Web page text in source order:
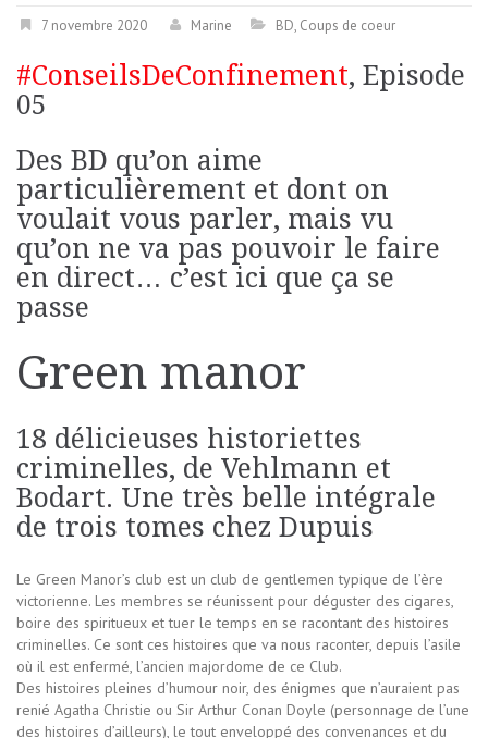
7 novembre 2020 Marine BD, Coups de coeur
#ConseilsDeConfinement, Episode
05
Des BD qu’on aime
particulièrement et dont on
voulait vous parler, mais vu
qu’on ne va pas pouvoir le faire
en direct… c’est ici que ça se
passe
Green manor
18 délicieuses historiettes
criminelles, de Vehlmann et
Bodart. Une très belle intégrale
de trois tomes chez Dupuis
Le Green Manor’s club est un club de gentlemen typique de l’ère
victorienne. Les membres se réunissent pour déguster des cigares,
boire des spiritueux et tuer le temps en se racontant des histoires
criminelles. Ce sont ces histoires que va nous raconter, depuis l’asile
où il est enfermé, l’ancien majordome de ce Club.
Des histoires pleines d’humour noir, des énigmes que n’auraient pas
renié Agatha Christie ou Sir Arthur Conan Doyle (personnage de l’une
des histoires d’ailleurs), le tout enveloppé des convenances et du